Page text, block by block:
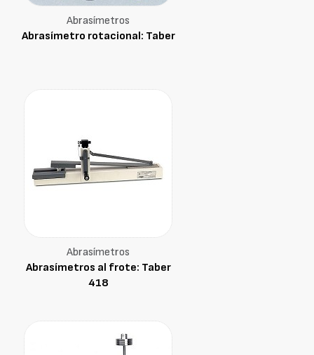
Abrasímetros
Abrasímetro rotacional: Taber
Abrasímetros
Abrasímetros al frote: Taber
418